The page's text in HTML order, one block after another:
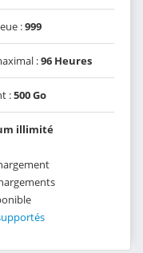
:999
:96 Heures
:500 Go
illimité